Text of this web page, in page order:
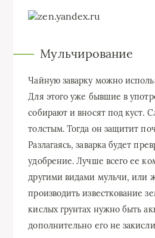
Мульчирование
Чайную заварку можно
Для этого уже бывшие в
собирают и вносят под куст.
толстым. Тогда он защитит
Разлагаясь, заварка будет
удобрение. Лучше всего ее
другими видами мульчи, или
производить известкование
кислых грунтах нужно быть
дополнительно его не